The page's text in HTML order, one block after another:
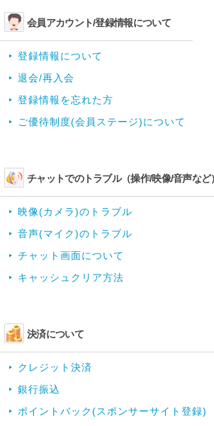
会員アカウント/登録情報について
登録情報について
退会/再入会
登録情報を忘れた方
ご優待制度(会員ステージ)について
チャットでのトラブル（操作/映像/音声など）
映像(カメラ)のトラブル
音声(マイク)のトラブル
チャット画面について
キャッシュクリア方法
決済について
クレジット決済
銀行振込
ポイントバック(スポンサーサイト登録)